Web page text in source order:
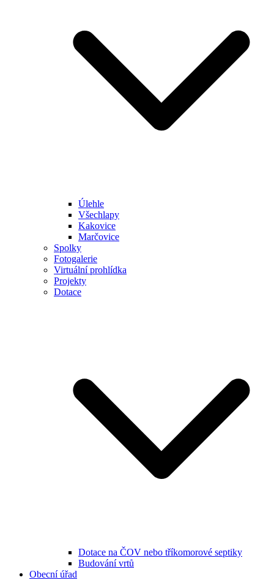
Úlehle
Všechlapy
Kakovice
Marčovice
Spolky
Fotogalerie
Virtuální prohlídka
Projekty
Dotace
Dotace na ČOV nebo tříkomorové septiky
Budování vrtů
Obecní úřad